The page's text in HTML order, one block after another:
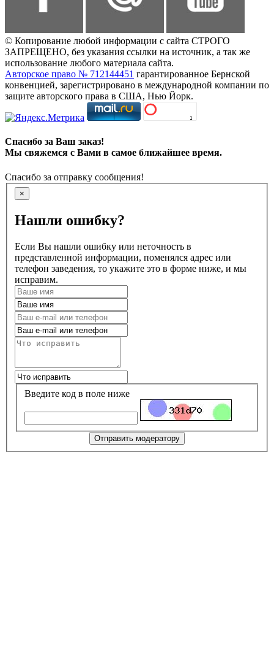
© Копирование любой информации с сайта СТРОГО
ЗАПРЕЩЕНО, без указания ссылки на источник, а так же
использование любого материала сайта.
Авторское право № 712144451 гарантированное Бернской
конвенцией, зарегистрировано в международной компании по
защите авторского права в США, Нью Йорк.
Спасибо за Ваш заказ!
Мы свяжемся с Вами в самое ближайшее время.
Спасибо за отправку сообщения!
×
Нашли ошибку?
Если Вы нашли ошибку или неточность в
представленной информации, поменялся адрес или
телефон заведения, то укажите это в форме ниже, и мы
исправим.
Введите код в поле ниже
Отправить модератору